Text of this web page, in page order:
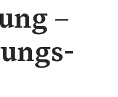
–